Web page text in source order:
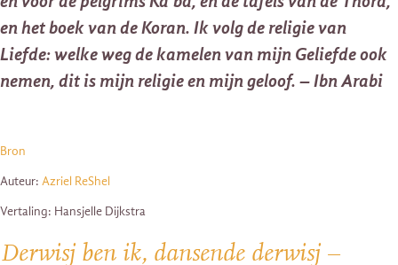
en het boek van de Koran. Ik volg de religie van
Liefde: welke weg de kamelen van mijn Geliefde ook
nemen, dit is mijn religie en mijn geloof. – Ibn Arabi
Bron
Auteur: Azriel ReShel
Vertaling: Hansjelle Dijkstra
Derwisj ben ik, dansende derwisj –